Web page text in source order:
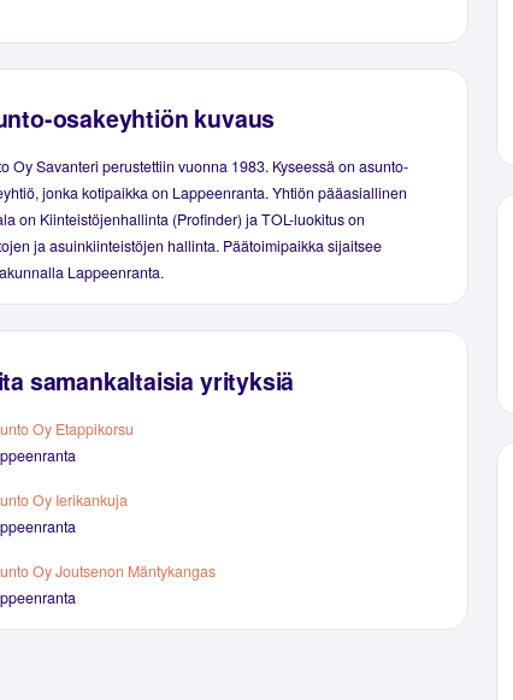
osakeyhtiön kuvaus
Oy Savanteri perustettiin vuonna 1983. Kyseessä on asunto-
jonka kotipaikka on Lappeenranta. Yhtiön pääasiallinen
on Kiinteistöjenhallinta (Profinder) ja TOL-luokitus on
ja asuinkiinteistöjen hallinta. Päätoimipaikka sijaitsee
Lappeenranta.
samankaltaisia yrityksiä
Oy Etappikorsu
Oy Ierikankuja
Oy Joutsenon Mäntykangas